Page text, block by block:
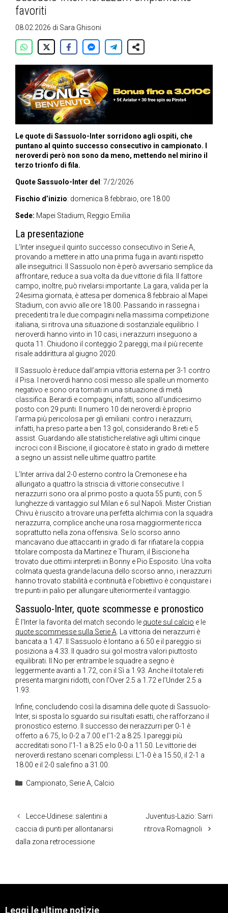
favoriti
08.02.2026 di Sara Ghisoni
Le quote di Sassuolo-Inter sorridono agli ospiti, che
puntano al quinto successo consecutivo in campionato. I
neroverdi però non sono da meno, mettendo nel mirino il
terzo trionfo di fila.
Quote Sassuolo-Inter del : 7/2/2026
Fischio d’inizio: domenica 8 febbraio, ore 18.00
Sede: Mapei Stadium, Reggio Emilia
La presentazione
L’Inter insegue il quinto successo consecutivo in Serie A,
provando a mettere in atto una prima fuga in avanti rispetto
alle inseguitrici. Il Sassuolo non è però avversario semplice da
affrontare, reduce a sua volta da due vittorie di fila. Il fattore
campo, inoltre, può rivelarsi importante. La gara, valida per la
24esima giornata, è attesa per domenica 8 febbraio al Mapei
Stadium, con avvio alle ore 18.00. Passando in rassegna i
precedenti tra le due compagini nella massima competizione
italiana, si ritrova una situazione di sostanziale equilibrio. I
neroverdi hanno vinto in 10 casi, i nerazzurri inseguono a
quota 11. Chiudono il conteggio 2 pareggi, ma il più recente
risale addirittura al giugno 2020.
Il Sassuolo è reduce dall’ampia vittoria esterna per 3-1 contro
il Pisa. I neroverdi hanno così messo alle spalle un momento
negativo e sono ora tornati in una situazione di metà
classifica. Berardi e compagni, infatti, sono all’undicesimo
posto con 29 punti. Il numero 10 dei neroverdi è proprio
l’arma più pericolosa per gli emiliani: contro i nerazzurri,
infatti, ha preso parte a ben 13 gol, considerando 8 reti e 5
assist. Guardando alle statistiche relative agli ultimi cinque
incroci con il Biscione, il giocatore è stato in grado di mettere
a segno un assist nelle ultime quattro partite.
L’Inter arriva dal 2-0 esterno contro la Cremonese e ha
allungato a quattro la striscia di vittorie consecutive. I
nerazzurri sono ora al primo posto a quota 55 punti, con 5
lunghezze di vantaggio sul Milan e 6 sul Napoli. Mister Cristian
Chivu è riuscito a trovare una perfetta alchimia con la squadra
nerazzurra, complice anche una rosa maggiormente ricca
soprattutto nella zona offensiva. Se lo scorso anno
mancavano due attaccanti in grado di far rifiatare la coppia
titolare composta da Martinez e Thuram, il Biscione ha
trovato due ottimi interpreti in Bonny e Pio Esposito. Una volta
colmata questa grande lacuna dello scorso anno, i nerazzurri
hanno trovato stabilità e continuità e l’obiettivo è conquistare i
tre punti in palio per allungare ulteriormente il vantaggio.
Sassuolo-Inter, quote scommesse e pronostico
È l’Inter la favorita del match secondo le quote sul calcio e le
quote scommesse sulla Serie A. La vittoria dei nerazzurri è
bancata a 1.47. Il Sassuolo è lontano a 6.50 e il pareggio si
posiziona a 4.33. Il quadro sui gol mostra valori piuttosto
equilibrati. Il No per entrambe le squadre a segno è
leggermente avanti a 1.72, con il Sì a 1.93. Anche il totale reti
presenta margini ridotti, con l’Over 2.5 a 1.72 e l’Under 2.5 a
1.93.
Infine, concludendo così la disamina delle quote di Sassuolo-
Inter, si sposta lo sguardo sui risultati esatti, che rafforzano il
pronostico esterno. Il successo dei nerazzurri per 0-1 è
offerto a 6.75, lo 0-2 a 7.00 e l’1-2 a 8.25. I pareggi più
accreditati sono l’1-1 a 8.25 e lo 0-0 a 11.50. Le vittorie dei
neroverdi restano scenari complessi. L’1-0 è a 15.50, il 2-1 a
18.00 e il 2-0 sale fino a 31.00.
Categorie
Campionato, Serie A, Calcio
Lecce-Udinese: salentini a
caccia di punti per allontanarsi
dalla zona retrocessione
Juventus-Lazio: Sarri
ritrova Romagnoli
Leggi le ultime notizie